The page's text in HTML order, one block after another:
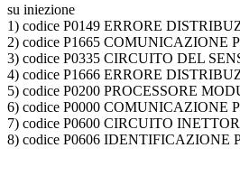
su iniezione
1) codice P0149 ERRORE
2) codice P1665
3) codice P0335 CIRCUITO DEL
4) codice P1666 ERRORE
5) codice P0200 PROCESSORE
6) codice P0000 COMUNICAZIONE
7) codice P0600 CIRCUITO
8) codice P0606 IDENTIFICAZIONE